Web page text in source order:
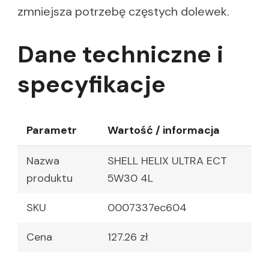
zmniejsza potrzebę częstych dolewek.
Dane techniczne i
specyfikacje
Parametr Wartość / informacja
Nazwa
produktu
SHELL HELIX ULTRA ECT
5W30 4L
SKU 0007337ec604
Cena 127.26 zł